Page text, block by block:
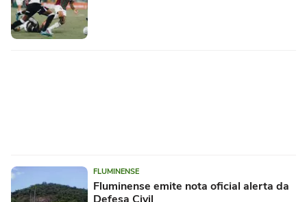
FLUMINENSE
Fluminense emite nota oficial alerta da